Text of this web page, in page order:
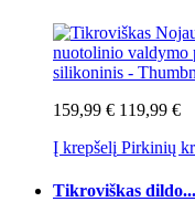
159,99 € 119,99 €
Į krepšelį Pirkinių
Tikroviškas dildo...